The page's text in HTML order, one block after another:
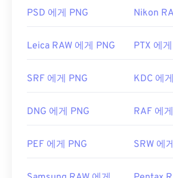
GIMP 나 Adobe Photoshop 과 같은
PNG 파일을 열고 편집하는 데 유용
에 추가할 때는 주의해야 합니다.
효과를 적용할 수 있다는 것입니다.
개발자: PNG 개발 그룹
최초 출시:
1996년 10월 1일
PSD 에게 PNG Nikon
Leica RAW 에게 PNG PTX 에
SRF 에게 PNG KDC 에
DNG 에게 PNG RAF 에
PEF 에게 PNG SRW 에